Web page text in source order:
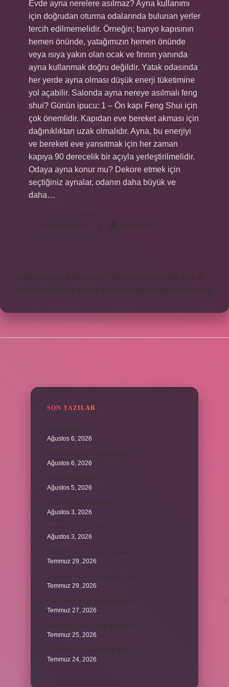
Evde ayna nerelere asılmaz? Ayna kullanımı
için doğrudan oturma odalarında bulunan yerler
tercih edilmemelidir. Örneğin; banyo kapısının
hemen önünde, yatağımızın hemen önünde
veya ısıya yakın olan ocak ve fırının yanında
ayna kullanmak doğru değildir. Yatak odasında
her yerde ayna olması düşük enerji tüketimine
yol açabilir. Salonda ayna nereye asılmalı feng
shui? Günün ipucu: 1 – Ön kapı Feng Shui için
çok önemlidir. Kapıdan eve bereket akması için
dağınıklıktan uzak olmalıdır. Ayna, bu enerjiyi
ve bereketi eve yansıtmak için her zaman
kapıya 90 derecelik bir açıyla yerleştirilmelidir.
Odaya ayna konur mu? Dekore etmek için
seçtiğiniz aynalar, odanın daha büyük ve
daha…
Devamını okuyun
Ayna
Yorum Bırak
https://rosmedforum.com
https://btibbimedikal.com.tr
https://megaplan.com.tr knight online nttgame Sitemap
SON YAZILAR
Ağustos 6, 2026
Kulplu beygirin kaç kulbu var ?
Ağustos 6, 2026
Ağustos 5, 2026
Ağustos 3, 2026
Ağustos 3, 2026
Temmuz 29, 2026
Temmuz 29, 2026
Temmuz 27, 2026
Temmuz 25, 2026
Temmuz 24, 2026